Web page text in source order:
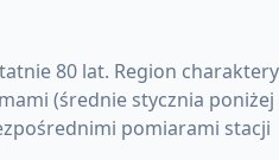
80 lat. Region
(średnie stycznia poniżej
pomiarami stacji